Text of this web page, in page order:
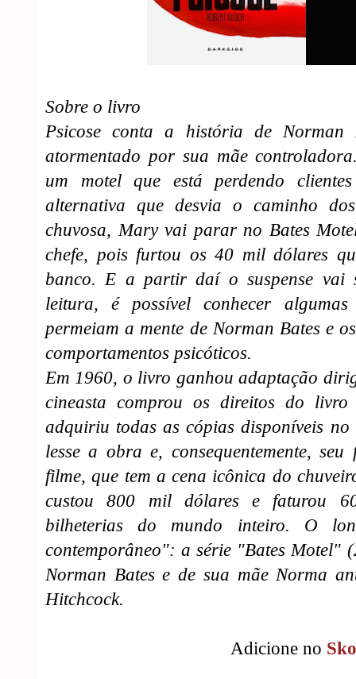
Sobre o livro
Psicose conta a história de Norman
atormentado por sua mãe
um motel que está perdendo
alternativa que desvia o caminho
chuvosa, Mary vai parar no Bates
chefe, pois furtou os 40 mil dólares
banco. E a partir daí o suspense vai
leitura, é possível conhecer
permeiam a mente de Norman Bates e
comportamentos psicóticos.
Em 1960, o livro ganhou adaptação
cineasta comprou os direitos do
adquiriu todas as cópias disponíveis
lesse a obra e, consequentemente,
filme, que tem a cena icônica do
custou 800 mil dólares e faturou
bilheterias do mundo inteiro. O
contemporâneo": a série "Bates Motel"
Norman Bates e de sua mãe Norma
Hitchcock.
Adicione no